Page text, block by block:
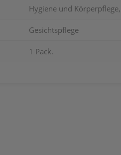
Hygiene und
Gesichtspflege
1 Pack.